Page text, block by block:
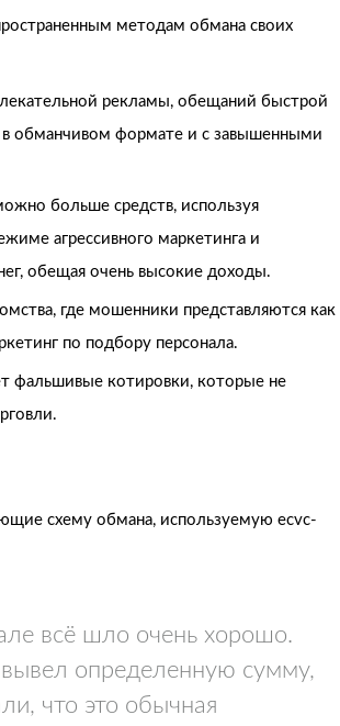
методам обмана своих
рекламы, обещаний быстрой
обманчивом формате и с завышенными
больше средств, используя
агрессивного маркетинга и
обещая очень высокие доходы.
где мошенники представляются как
по подбору персонала.
фальшивые котировки, которые не
схему обмана, используемую ecvc-
всё шло очень хорошо.
определенную сумму,
что это обычная